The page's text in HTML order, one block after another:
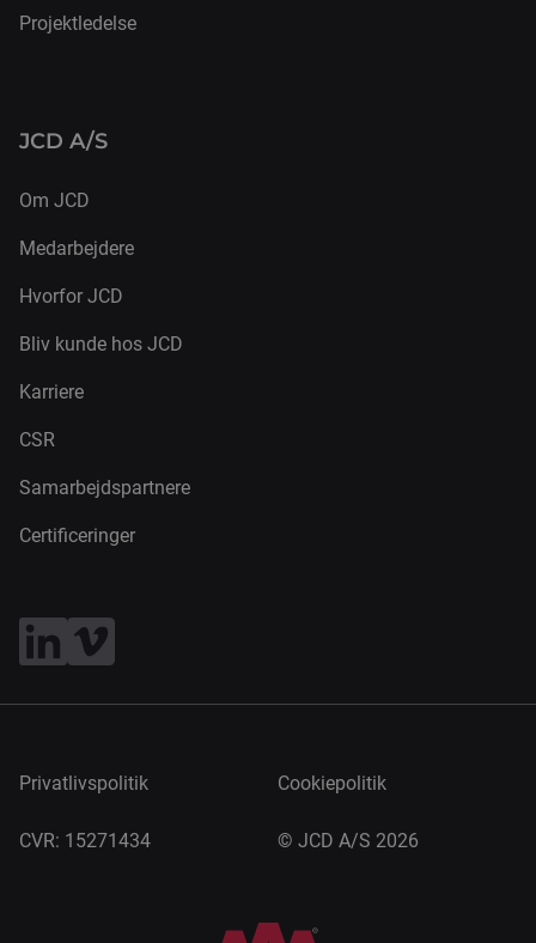
Projektledelse
JCD A/S
Om JCD
Medarbejdere
Hvorfor JCD
Bliv kunde hos JCD
Karriere
CSR
Samarbejdspartnere
Certificeringer
Privatlivspolitik Cookiepolitik
CVR: 15271434 © JCD A/S 2026